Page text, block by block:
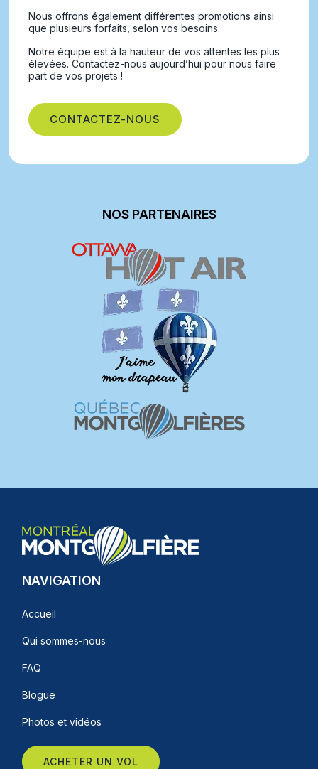
Nous offrons également différentes promotions ainsi
que plusieurs forfaits, selon vos besoins.
Notre équipe est à la hauteur de vos attentes les plus
élevées. Contactez-nous aujourd’hui pour nous faire
part de vos projets !
CONTACTEZ-NOUS
NOS PARTENAIRES
NAVIGATION
Accueil
Qui sommes-nous
FAQ
Blogue
Photos et vidéos
ACHETER UN VOL